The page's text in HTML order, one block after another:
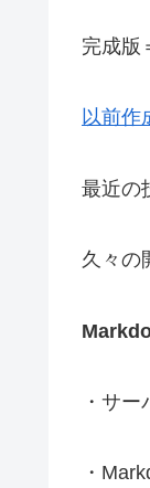
完成
以前作
最近の
久々の
・サ
・